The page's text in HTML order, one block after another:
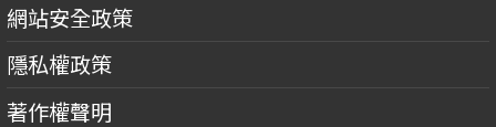
網站安全政策
隱私權政策
著作權聲明